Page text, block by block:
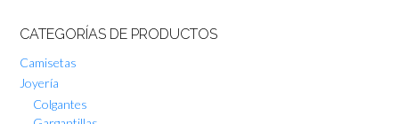
CATEGORÍAS DE PRODUCTOS
Camisetas
Joyería
Colgantes